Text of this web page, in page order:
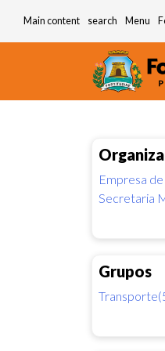
Main content search Menu
Empresa
Secretaria
Grupos